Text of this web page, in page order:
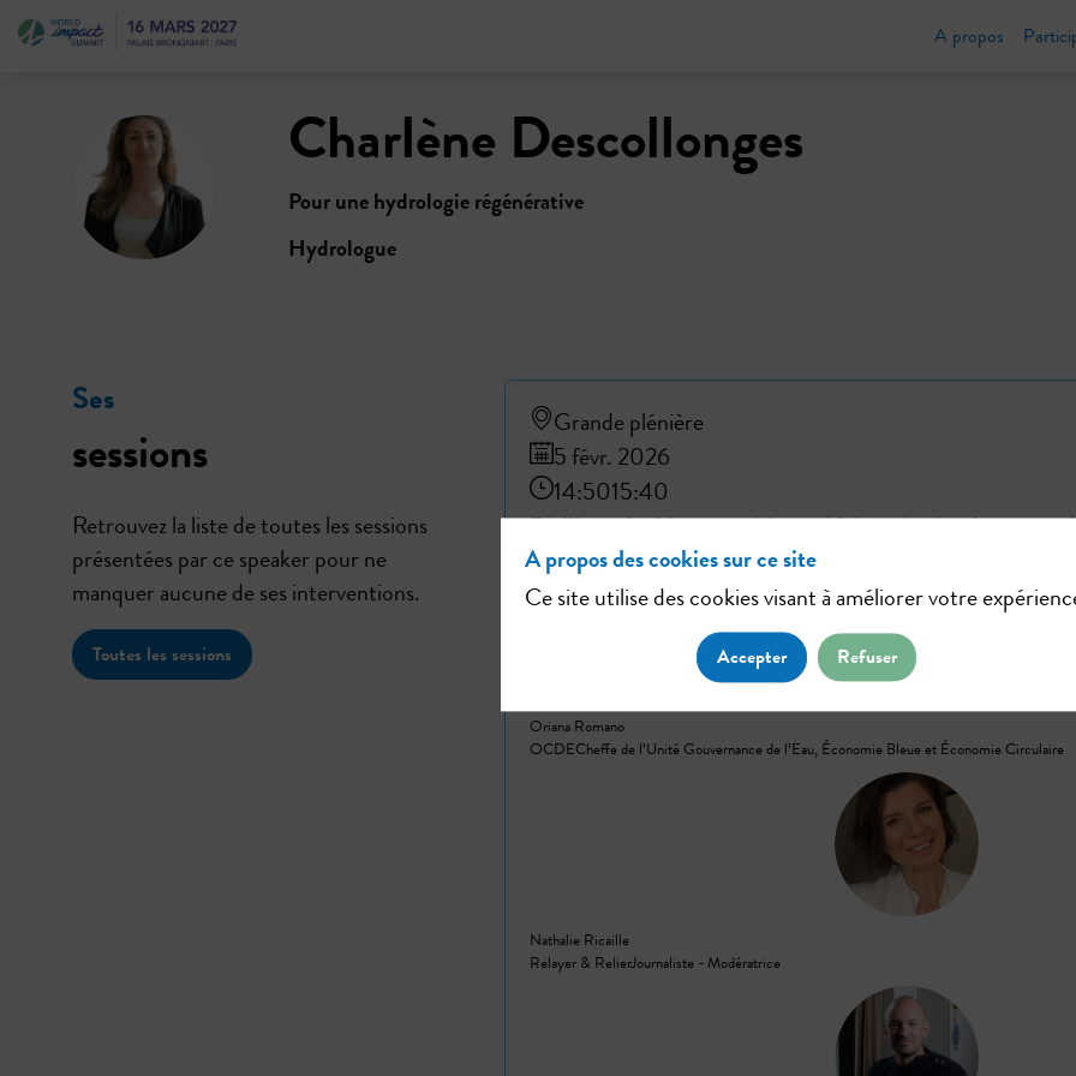
A propos
CD
Charlène Descollonges
Pour une hydrologie régénérative
Hydrologue
Ses
sessions
Retrouvez la liste de toutes les sessions
présentées par ce speaker pour ne
manquer aucune de ses interventions.
Toutes les sessions
Grande plénière
5 févr. 2026
14:5015:40
Résilience hydrique : anticiper, réduire, sécuriser les usages
OR
Oriana Romano
OCDECheffe de l’Unité Gouvernance de l’Eau, Économie Bleue et Économie Circulaire
NR
Nathalie Ricaille
Relayer & RelierJournaliste - Modératrice
TL
A propos des cookies sur ce site
Ce site utilise des cookies visant à améliorer votre
Accepter Refuser